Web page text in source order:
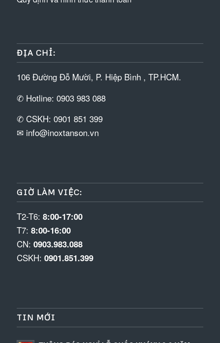
ĐỊA CHỈ:
106 Đường Đỗ Mười, P. Hiệp Bình , TP.HCM.
✆ Hotline: 0903 983 088
✆ CSKH: 0901 851 399
✉ info@inoxtanson.vn
GIỜ LÀM VIỆC:
T2-T6: 8:00-17:00
T7: 8:00-16:00
CN: 0903.983.088
CSKH: 0901.851.399
TIN MỚI